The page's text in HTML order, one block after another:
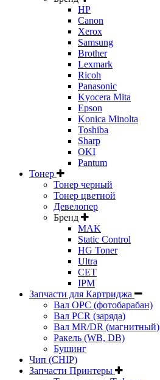
HP
Canon
Xerox
Samsung
Brother
Lexmark
Ricoh
Panasonic
Kyocera Mita
Epson
Konica Minolta
Toshiba
Sharp
OKI
Pantum
Тонер
Тонер черный
Тонер цветной
Девелопер
Бренд
MAK
Static Control
HG Toner
Ultra
CET
IPM
Запчасти для Картриджа
Вал OPC (фотобарабан)
Вал PCR (заряда)
Вал MR/DR (магнитный)
Ракель (WB, DB)
Бушинг
Чип (CHIP)
Запчасти Принтеры